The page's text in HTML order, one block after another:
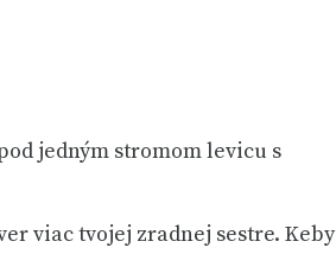
jedným stromom levicu s
viac tvojej zradnej sestre. Keby